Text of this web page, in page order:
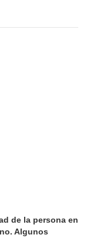
de la persona en
Algunos